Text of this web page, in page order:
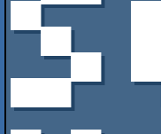
██
  ██    ██      ██      ████    ████    ██  ██         │ Contents:             │
    ██  ██      ██      ██      ██      ██  ██         │ x = grey_screen_with_ │
████